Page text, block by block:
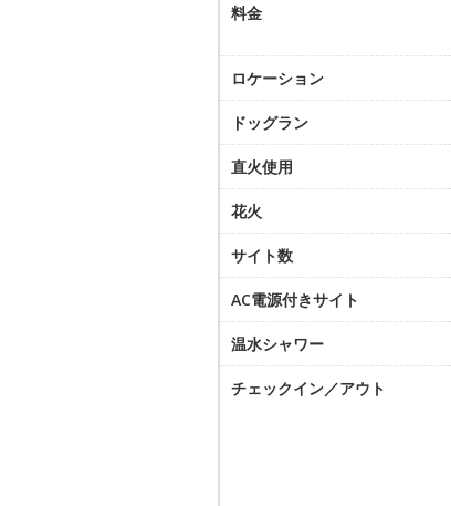
料金
ロケーション
ドッグラン
直火使用
花火
サイト数
AC電源付きサイト
温水シャワー
チェックイン／アウト